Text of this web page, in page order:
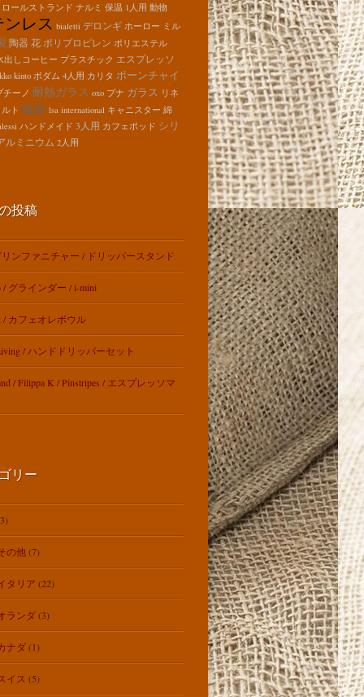
ロールストランド ナルミ 保温 1人用 動物
ンレス bialetti デロンギ ホーロー ミル
陶器 花 ポリプロピレン ポリエステル
出しコーヒー プラスチック エスプレッソ
kinto ボダム 4人用 カリタ ボーンチャイ
チーノ 耐熱ガラス oxo ブナ ガラス リネ
ト 磁器 lsa international キャニスター 綿
ハンドメイド 3人用 カフェポッド シリ
ルミニウム 2人用
投稿
ンファニチャー / ドリッパースタンド
/ グラインダー / i-mini
/ カフェオレボウル
/ ハンドドリッパーセット
/ Filippa K / Pinstripes / エスプレッソマ
リー
の他(7)
タリア (22)
ランダ(3)
ナダ(1)
イス (5)